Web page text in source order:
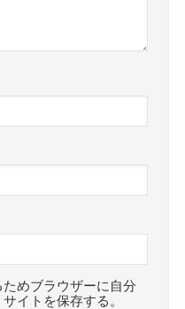
めブラウザーに自分
イトを保存する。